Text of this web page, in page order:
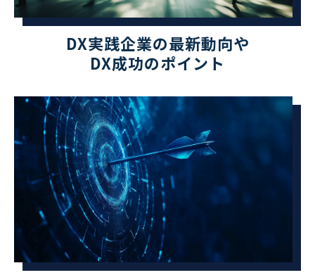
DX実践企業の最新動向や
DX成功のポイント